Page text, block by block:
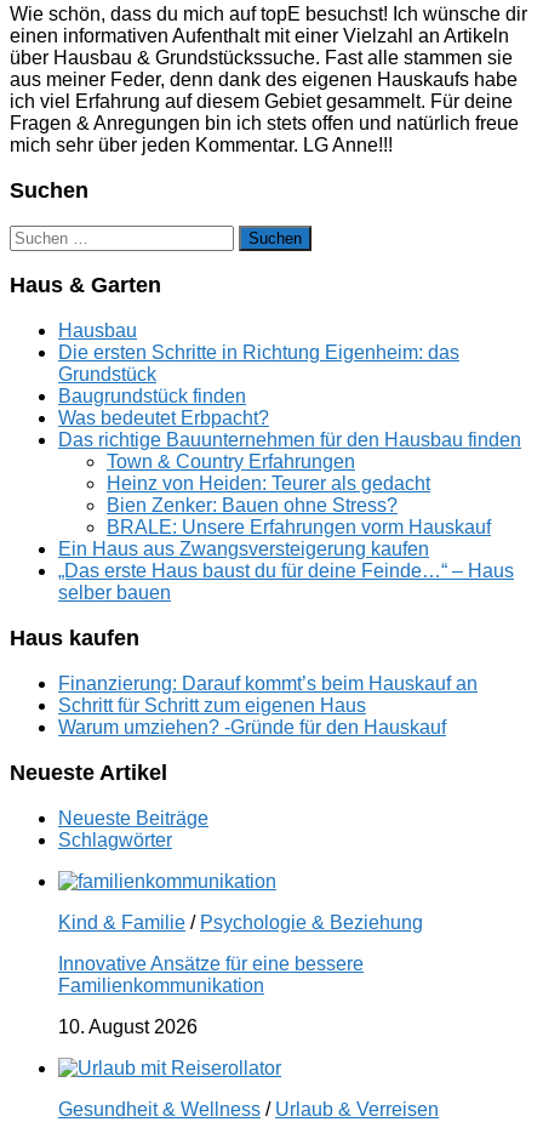
Wie schön, dass du mich auf topE besuchst! Ich wünsche dir
einen informativen Aufenthalt mit einer Vielzahl an Artikeln
über Hausbau & Grundstückssuche. Fast alle stammen sie
aus meiner Feder, denn dank des eigenen Hauskaufs habe
ich viel Erfahrung auf diesem Gebiet gesammelt. Für deine
Fragen & Anregungen bin ich stets offen und natürlich freue
mich sehr über jeden Kommentar. LG Anne!!!
Suchen
Suchen
nach:
Haus & Garten
Hausbau
Die ersten Schritte in Richtung Eigenheim: das
Grundstück
Baugrundstück finden
Was bedeutet Erbpacht?
Das richtige Bauunternehmen für den Hausbau finden
Town & Country Erfahrungen
Heinz von Heiden: Teurer als gedacht
Bien Zenker: Bauen ohne Stress?
BRALE: Unsere Erfahrungen vorm Hauskauf
Ein Haus aus Zwangsversteigerung kaufen
„Das erste Haus baust du für deine Feinde…“ – Haus
selber bauen
Haus kaufen
Finanzierung: Darauf kommt’s beim Hauskauf an
Schritt für Schritt zum eigenen Haus
Warum umziehen? -Gründe für den Hauskauf
Neueste Artikel
Neueste Beiträge
Schlagwörter
Kind & Familie / Psychologie & Beziehung
Innovative Ansätze für eine bessere
Familienkommunikation
10. August 2026
Gesundheit & Wellness / Urlaub & Verreisen